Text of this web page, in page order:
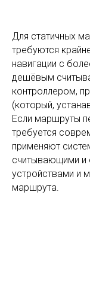
Для статичных
требуются
навигации с
дешёвым
контроллером,
(который,
Если маршруты
требуется
применяют
считывающими
устройствами и
маршрута.